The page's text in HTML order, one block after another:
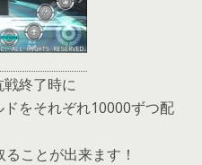
終了時に
をそれぞれ10000ずつ配
ことが出来ます！